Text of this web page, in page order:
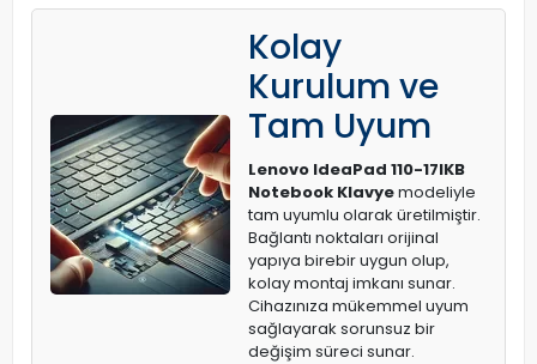
Kolay
Kurulum ve
Tam Uyum
Lenovo IdeaPad 110-17IKB
Notebook Klavyemodeliyle
tam uyumlu olarak üretilmiştir.
Bağlantı noktaları orijinal
yapıya birebir uygun olup,
kolay montaj imkanı sunar.
Cihazınıza mükemmel uyum
sağlayarak sorunsuz bir
değişim süreci sunar.